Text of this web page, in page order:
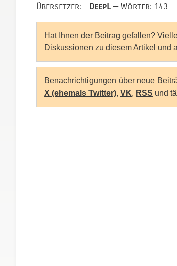
Übersetzer: DeepL— Wörter: 143
Hat Ihnen der Beitrag gefallen?
Diskussionen zu diesem Artikel und
Benachrichtigungen über neue
X (ehemals Twitter), VK, RSS und